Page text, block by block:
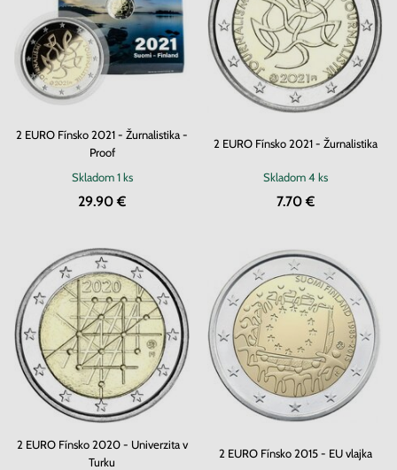
2 EURO Fínsko 2021 - Žurnalistika -
Proof
Skladom1 ks
29.90 €
2 EURO Fínsko 2021 - Žurnalistika
Skladom4 ks
7.70 €
2 EURO Fínsko 2020 - Univerzita v
Turku
2 EURO Fínsko 2015 - EU vlajka